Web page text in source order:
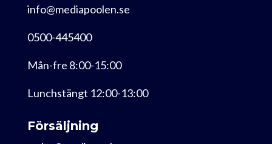
info@mediapoolen.se
0500-445400
Mån-fre 8:00-15:00
Lunchstängt 12:00-13:00
Försäljning